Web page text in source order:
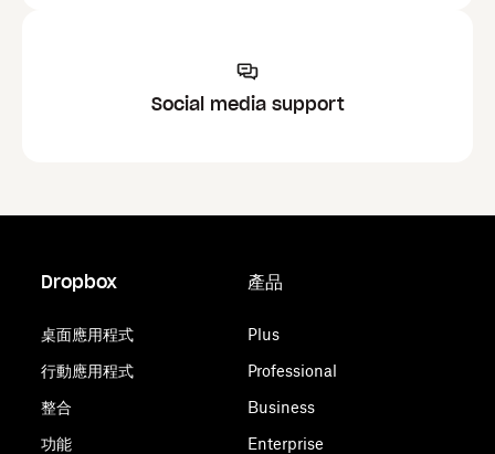
Social media support
Dropbox
桌面應用程式
行動應用程式
整合
功能
產品
Plus
Professional
Business
Enterprise